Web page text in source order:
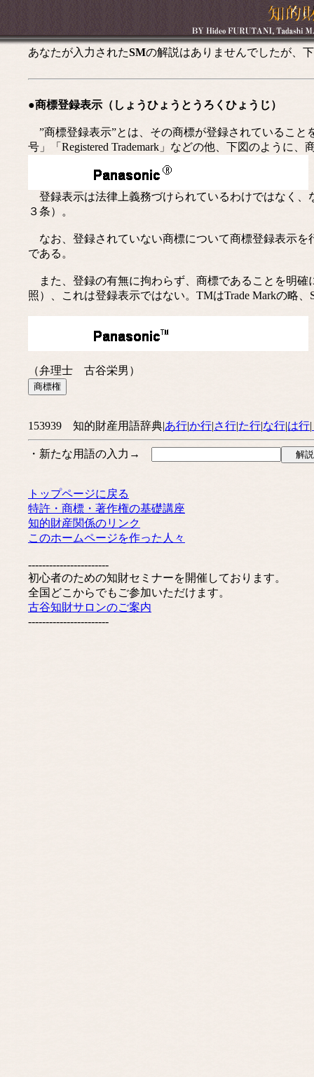
あなたが入力されたSMの解説はありませんでしたが、
●商標登録表示（しょうひょうとうろくひょうじ）
”商標登録表示”とは、その商標が登録されているこ
号」「Registered Trademark」などの他、下図のように
登録表示は法律上義務づけられているわけではなく、
３条）。
なお、登録されていない商標について商標登録表示を
である。
また、登録の有無に拘わらず、商標であることを明確
照）、これは登録表示ではない。TMはTrade Markの略、
（弁理士 古谷栄男）
153939 知的財産用語辞典|あ行|か行|さ行|た行|な行|は行|
・新たな用語の入力→
トップページに戻る
特許・商標・著作権の基礎講座
知的財産関係のリンク
このホームページを作った人々
-----------------------
初心者のための知財セミナーを開催しております。
全国どこからでもご参加いただけます。
古谷知財サロンのご案内
-----------------------